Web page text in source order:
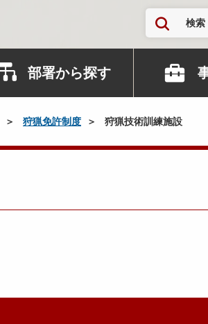
検索
部署から探す
狩猟免許制度 狩猟技術訓練施設